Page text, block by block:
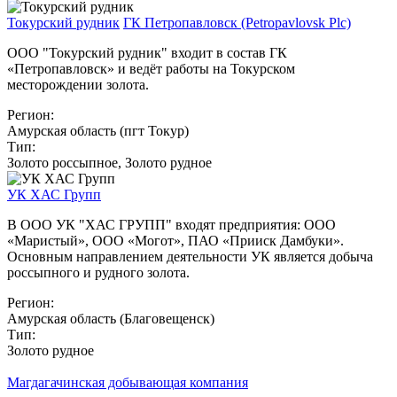
Токурский рудник ГК Петропавловск (Petropavlovsk Plc)
ООО "Токурский рудник" входит в состав ГК
«Петропавловск» и ведёт работы на Токурском
месторождении золота.
Регион:
Амурская область (пгт Токур)
Тип:
Золото россыпное, Золото рудное
УК ХАС Групп
В ООО УК "ХАС ГРУПП" входят предприятия: ООО
«Маристый», ООО «Могот», ПАО «Прииск Дамбуки».
Основным направлением деятельности УК является добыча
россыпного и рудного золота.
Регион:
Амурская область (Благовещенск)
Тип:
Золото рудное
Магдагачинская добывающая компания